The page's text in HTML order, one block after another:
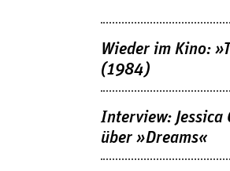
Wieder im Kino:
(1984)
Interview: Jessica
über »Dreams«